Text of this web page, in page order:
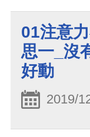
01注意
思一_沒
好動
2019/